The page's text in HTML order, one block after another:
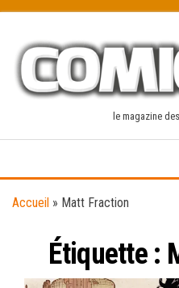
content
le magazine
Accueil » Matt Fraction
Étiquette :